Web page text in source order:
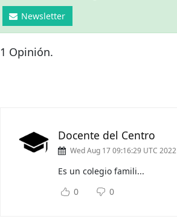
Newsletter
1 Opinión.
Docente del Centro
Wed Aug 17 09:16:29 UTC 2022
Es un colegio famili...
0
0